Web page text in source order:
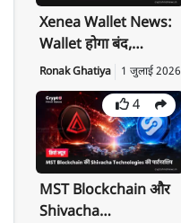
Xenea Wallet News:
Wallet होगा बंद,
Private Key तुरंत करें
Export
Ronak Ghatiya 1 जुलाई 2026
4
MST Blockchain और
Shivacha